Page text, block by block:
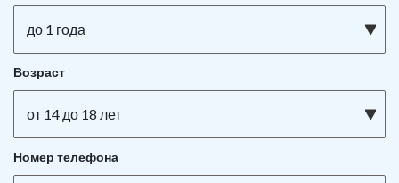
до 1 года
Возраст
от 14 до 18 лет
Номер телефона